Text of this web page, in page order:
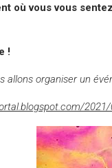
où vous vous
!
allons organiser un